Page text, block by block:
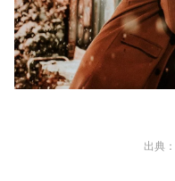
出典：